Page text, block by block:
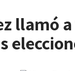
llamó